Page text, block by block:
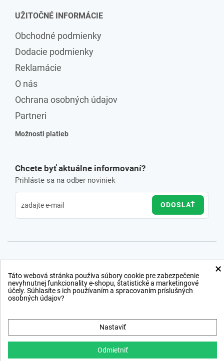
UŽITOČNÉ INFORMÁCIE
Obchodné podmienky
Dodacie podmienky
Reklamácie
O nás
Ochrana osobných údajov
Partneri
Možnosti platieb
Chcete byť aktuálne informovaní?
Prihláste sa na odber noviniek
ODOSLAŤ
×
Táto webová stránka používa súbory cookie pre zabezpečenie
nevyhnutnej funkcionality e-shopu, štatistické a marketingové
účely. Súhlasíte s ich používaním a spracovaním príslušných
osobných údajov?
Nastaviť
Odmietniť